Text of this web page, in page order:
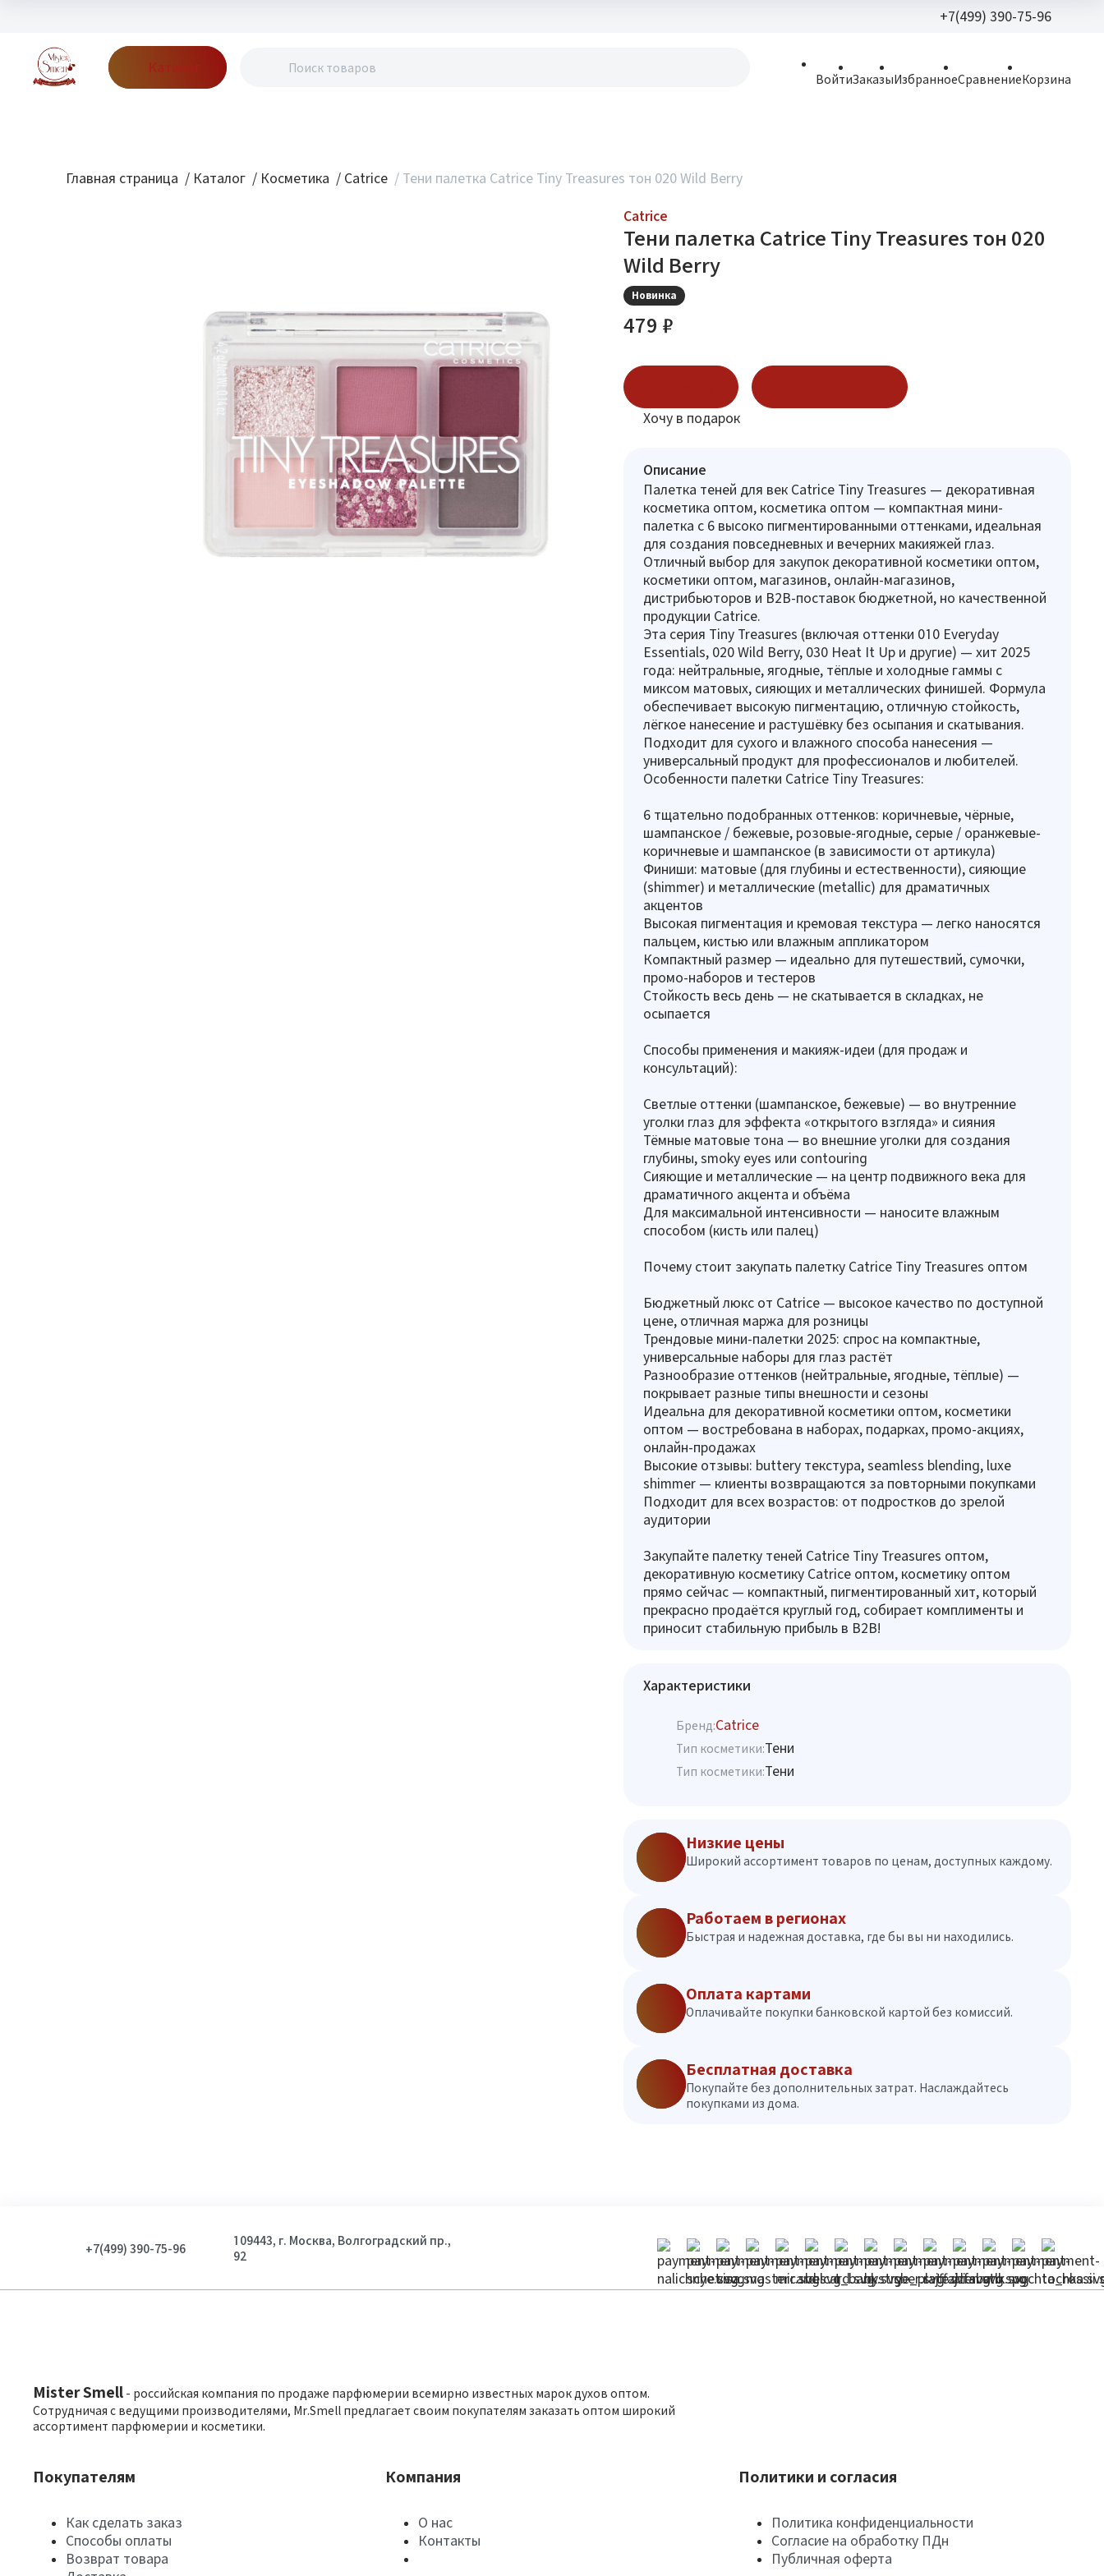
+7(499) 390-75-96
Каталог
ВойтиЗаказыИзбранноеСравнениеКорзина
Главная страница / Каталог / Косметика / Catrice / Тени палетка Catrice Tiny Treasures тон 020 Wild Berry
Catrice
Тени палетка Catrice Tiny Treasures тон 020
Wild Berry
Новинка
479 ₽
Хочу в подарок
Описание
Палетка теней для век Catrice Tiny Treasures — декоративная
косметика оптом, косметика оптом — компактная мини-
палетка с 6 высоко пигментированными оттенками, идеальная
для создания повседневных и вечерних макияжей глаз.
Отличный выбор для закупок декоративной косметики оптом,
косметики оптом, магазинов, онлайн-магазинов,
дистрибьюторов и B2B-поставок бюджетной, но качественной
продукции Catrice.
Эта серия Tiny Treasures (включая оттенки 010 Everyday
Essentials, 020 Wild Berry, 030 Heat It Up и другие) — хит 2025
года: нейтральные, ягодные, тёплые и холодные гаммы с
миксом матовых, сияющих и металлических финишей. Формула
обеспечивает высокую пигментацию, отличную стойкость,
лёгкое нанесение и растушёвку без осыпания и скатывания.
Подходит для сухого и влажного способа нанесения —
универсальный продукт для профессионалов и любителей.
Особенности палетки Catrice Tiny Treasures:
6 тщательно подобранных оттенков: коричневые, чёрные,
шампанское / бежевые, розовые-ягодные, серые / оранжевые-
коричневые и шампанское (в зависимости от артикула)
Финиши: матовые (для глубины и естественности), сияющие
(shimmer) и металлические (metallic) для драматичных
акцентов
Высокая пигментация и кремовая текстура — легко наносятся
пальцем, кистью или влажным аппликатором
Компактный размер — идеально для путешествий, сумочки,
промо-наборов и тестеров
Стойкость весь день — не скатывается в складках, не
осыпается
Способы применения и макияж-идеи (для продаж и
консультаций):
Светлые оттенки (шампанское, бежевые) — во внутренние
уголки глаз для эффекта «открытого взгляда» и сияния
Тёмные матовые тона — во внешние уголки для создания
глубины, smoky eyes или contouring
Сияющие и металлические — на центр подвижного века для
драматичного акцента и объёма
Для максимальной интенсивности — наносите влажным
способом (кисть или палец)
Почему стоит закупать палетку Catrice Tiny Treasures оптом
Бюджетный люкс от Catrice — высокое качество по доступной
цене, отличная маржа для розницы
Трендовые мини-палетки 2025: спрос на компактные,
универсальные наборы для глаз растёт
Разнообразие оттенков (нейтральные, ягодные, тёплые) —
покрывает разные типы внешности и сезоны
Идеальна для декоративной косметики оптом, косметики
оптом — востребована в наборах, подарках, промо-акциях,
онлайн-продажах
Высокие отзывы: buttery текстура, seamless blending, luxe
shimmer — клиенты возвращаются за повторными покупками
Подходит для всех возрастов: от подростков до зрелой
аудитории
Закупайте палетку теней Catrice Tiny Treasures оптом,
декоративную косметику Catrice оптом, косметику оптом
прямо сейчас — компактный, пигментированный хит, который
прекрасно продаётся круглый год, собирает комплименты и
приносит стабильную прибыль в B2B!
Характеристики
Бренд:Catrice
Тип косметики:Тени
Тип косметики:Тени
Низкие цены
Широкий ассортимент товаров по ценам, доступных каждому.
Работаем в регионах
Быстрая и надежная доставка, где бы вы ни находились.
Оплата картами
Оплачивайте покупки банковской картой без комиссий.
Бесплатная доставка
Покупайте без дополнительных затрат. Наслаждайтесь
покупками из дома.
+7(499) 390-75-96
109443, г. Москва, Волгоградский пр.,
92
Mister Smell - российская компания по продаже парфюмерии всемирно известных марок духов оптом.
Сотрудничая с ведущими производителями, Mr.Smell предлагает своим покупателям заказать оптом широкий
ассортимент парфюмерии и косметики.
Покупателям
Как сделать заказ
Способы оплаты
Возврат товара
Компания
О нас
Контакты
Политики и согласия
Политика конфиденциальности
Согласие на обработку ПДн
Публичная оферта